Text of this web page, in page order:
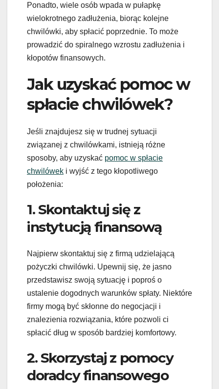
Ponadto, wiele osób wpada w pułapkę
wielokrotnego zadłużenia, biorąc kolejne
chwilówki, aby spłacić poprzednie. To może
prowadzić do spiralnego wzrostu zadłużenia i
kłopotów finansowych.
Jak uzyskać pomoc w
spłacie chwilówek?
Jeśli znajdujesz się w trudnej sytuacji
związanej z chwilówkami, istnieją różne
sposoby, aby uzyskać pomoc w spłacie
chwilówek i wyjść z tego kłopotliwego
położenia:
1. Skontaktuj się z
instytucją finansową
Najpierw skontaktuj się z firmą udzielającą
pożyczki chwilówki. Upewnij się, że jasno
przedstawisz swoją sytuację i poproś o
ustalenie dogodnych warunków spłaty. Niektóre
firmy mogą być skłonne do negocjacji i
znalezienia rozwiązania, które pozwoli ci
spłacić dług w sposób bardziej komfortowy.
2. Skorzystaj z pomocy
doradcy finansowego